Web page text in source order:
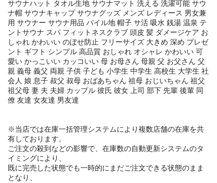
サウナハット タオル生地 サウナマット 洗える 洗濯可能 サウ
ナ帽 サウナキャップ サウナグッズ メンズ レディース 男女兼
用 サウナー サウナ用品 パイル地 帽子 サ活 吸水 銭湯 温泉 テ
ントサウナ スパ フィットネスクラブ 頭皮 髪 ダメージケア お
しゃれ かわいい のぼせ防止 フリーサイズ 大きめ 深め プレゼ
ント ギフト シンプル 高品質 おしゃれ オシャレ かわいい 可
愛い かっこいい カッコいい 母 お母さん 母親 父 お父さん 父
親 義母 義父 両親 子供 子ども 小学生 中学生 高校生 大学生 社
会人 娘 息子 叔父 叔母 おばあちゃん 祖母 おじいちゃん 祖父
祖父母 妻 夫 夫婦 カップル 彼氏 彼女 上司 部下 先輩 後輩 同
僚 友達 女友達 男友達
※当店では在庫一括管理システムにより複数店舗の在庫を共
有しております。
ご注文の殺到などの影響で、在庫数の自動更新システムのタ
イミングにより、
既に完売した状態でも一時的にまだご注文できる状態のまま
となり、